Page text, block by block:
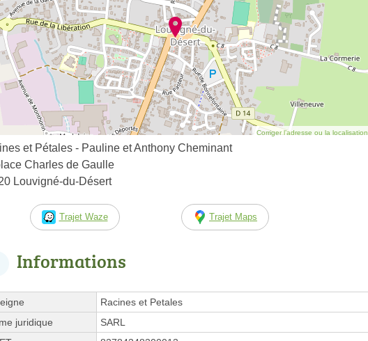
Corriger l’adresse ou la localisation
et Pétales - Pauline et Anthony Cheminant
Charles de Gaulle
Louvigné-du-Désert
Trajet Waze Trajet Maps
Informations
Racines et Petales
juridique
SARL